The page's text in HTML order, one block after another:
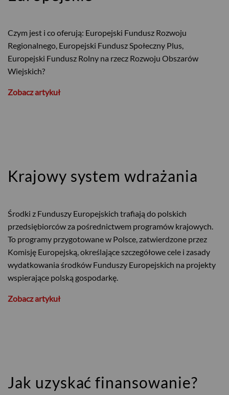
Czym jest i co oferują: Europejski Fundusz Rozwoju
Regionalnego, Europejski Fundusz Społeczny Plus,
Europejski Fundusz Rolny na rzecz Rozwoju Obszarów
Wiejskich?
Zobacz artykuł
Krajowy system wdrażania
Środki z Funduszy Europejskich trafiają do polskich
przedsiębiorców za pośrednictwem programów krajowych.
To programy przygotowane w Polsce, zatwierdzone przez
Komisję Europejską, określające szczegółowe cele i zasady
wydatkowania środków Funduszy Europejskich na projekty
wspierające polską gospodarkę.
Zobacz artykuł
Jak uzyskać finansowanie?